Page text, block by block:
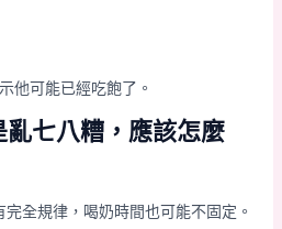
他可能已經吃飽了。
七八糟，應該怎麼
全規律，喝奶時間也可能不固定。